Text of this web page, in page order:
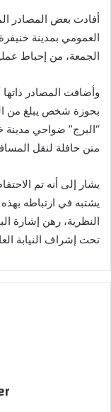
أفادت بعض المصادر
العمومي بمدينة
الجمعة، من إحباط عملية تهريب
وأضافت المصادر
“البرج” ضواحي مدينة
متن حافلة لنقل
يشار إلى أنه تم
يشتبه في ارتباطه بهذه
النظرية، رهن إشارة
تحت إشراف النيابة